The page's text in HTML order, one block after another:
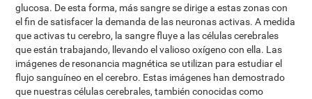
glucosa. De esta forma, más sangre se dirige a estas zonas con
el fin de satisfacer la demanda de las neuronas activas. A medida
que activas tu cerebro, la sangre fluye a las células cerebrales
que están trabajando, llevando el valioso oxígeno con ella. Las
imágenes de resonancia magnética se utilizan para estudiar el
flujo sanguíneo en el cerebro. Estas imágenes han demostrado
que nuestras células cerebrales, también conocidas como